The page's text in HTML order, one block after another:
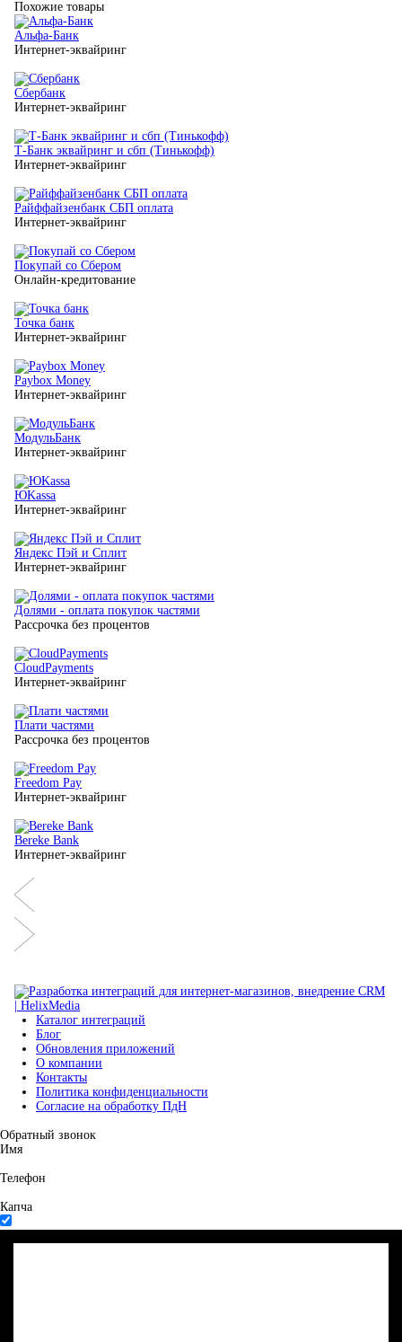
Похожие товары
Альфа-Банк
Интернет-эквайринг
Сбербанк
Интернет-эквайринг
Т-Банк эквайринг и сбп (Тинькофф)
Интернет-эквайринг
Райффайзенбанк СБП оплата
Интернет-эквайринг
Покупай со Сбером
Онлайн-кредитование
Точка банк
Интернет-эквайринг
Paybox Money
Интернет-эквайринг
МодульБанк
Интернет-эквайринг
ЮKassa
Интернет-эквайринг
Яндекс Пэй и Сплит
Интернет-эквайринг
Долями - оплата покупок частями
Рассрочка без процентов
CloudPayments
Интернет-эквайринг
Плати частями
Рассрочка без процентов
Freedom Pay
Интернет-эквайринг
Bereke Bank
Интернет-эквайринг
Каталог интеграций
Блог
Обновления приложений
О компании
Контакты
Политика конфиденциальности
Согласие на обработку ПдН
Обратный звонок
Имя
Телефон
Капча